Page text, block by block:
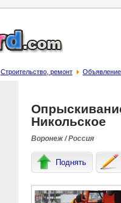
Строительство, ремонт
Никольское
Воронеж / Россия
Поднять